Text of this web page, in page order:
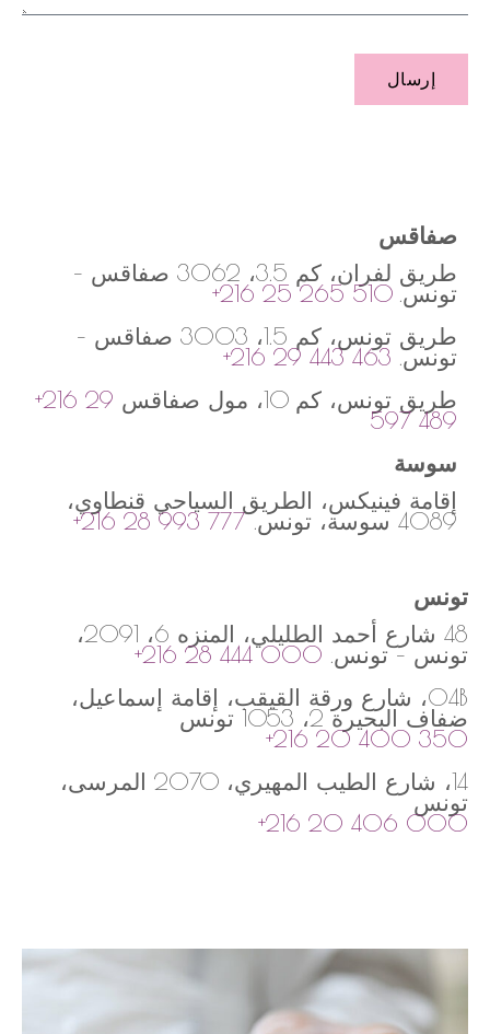
إرسال
صفاقس
طريق لفران، كم 3.5، 3062 صفاقس –
تونس.+216 25 265 510
طريق تونس، كم 1.5، 3003 صفاقس –
تونس. +216 29 443 463
طريق تونس، كم 10، مول صفاقس
+216 29
597 489
سوسة
إقامة فينيكس، الطريق السياحي قنطاوي،
4089 سوسة، تونس. +216 28 993 777
تونس
48 شارع أحمد الطليلي، المنزه 6، 2091،
تونس – تونس. +216 28 444 000
04B، شارع ورقة القيقب، إقامة إسماعيل،
ضفاف البحيرة 2، 1053 تونس
+216 20 400 350
14، شارع الطيب المهيري، 2070 المرسى،
تونس
+216 20 406 000